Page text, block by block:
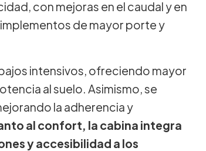
con mejoras en el caudal y en
de mayor porte y
intensivos, ofreciendo mayor
al suelo. Asimismo, se
la adherencia y
al confort, la cabina integra
y accesibilidad a los